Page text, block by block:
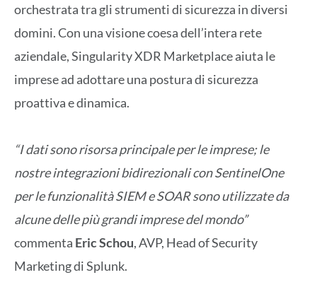
orchestrata tra gli strumenti di sicurezza in diversi
domini. Con una visione coesa dell’intera rete
aziendale, Singularity XDR Marketplace aiuta le
imprese ad adottare una postura di sicurezza
proattiva e dinamica.
“I dati sono risorsa principale per le imprese; le
nostre integrazioni bidirezionali con SentinelOne
per le funzionalità SIEM e SOAR sono utilizzate da
alcune delle più grandi imprese del mondo”
commenta Eric Schou, AVP, Head of Security
Marketing di Splunk.